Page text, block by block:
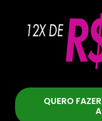
QUERO